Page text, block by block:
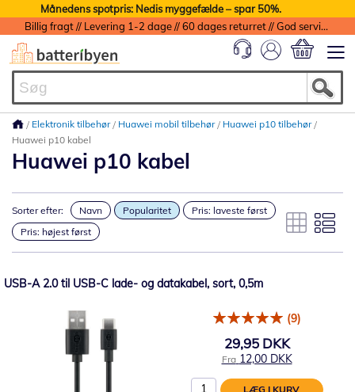
Månedens spotpris: Nedis myggefælde – spar 50%.
Billig fragt // Levering 1-2 dage // 60 dages returret // God service med garanti
Elektronik tilbehør Huawei mobil tilbehør
Huawei p10 tilbehør
Huawei p10 kabel
Huawei p10 kabel
Sorter efter: Navn Popularitet
Pris: laveste først
Pris: højest først
USB-A 2.0 til USB-C lade- og datakabel, sort, 0,5m
(9)
29,95 DKK
Fra 12,00 DKK
LÆG I KURV